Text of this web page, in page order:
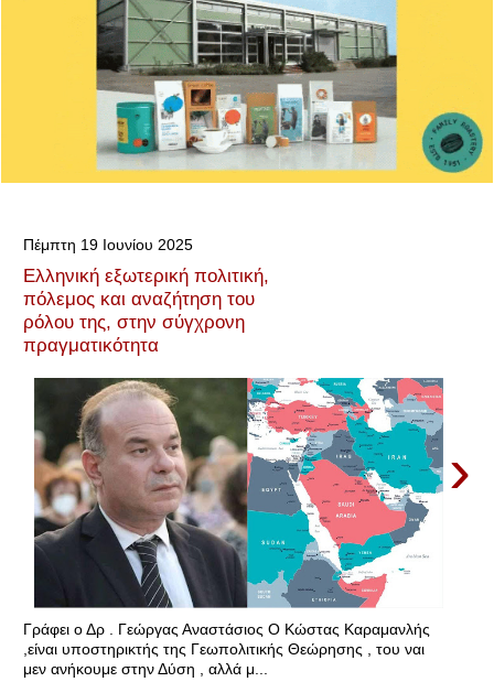
Πέμπτη 19 Ιουνίου 2025
Ελληνική εξωτερική πολιτική,
πόλεμος και αναζήτηση του
ρόλου της, στην σύγχρονη
πραγματικότητα
›
Γράφει ο Δρ . Γεώργας Αναστάσιος Ο Κώστας Καραμανλής
,είναι υποστηρικτής της Γεωπολιτικής Θεώρησης , του ναι
μεν ανήκουμε στην Δύση , αλλά μ...